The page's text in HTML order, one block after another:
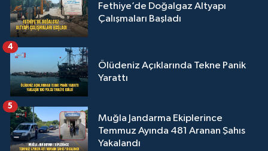
Fethiye’de Doğalgaz Altyapı
Çalışmaları Başladı
Ölüdeniz Açıklarında Tekne Panik
Yarattı
4
Muğla Jandarma Ekiplerince
Temmuz Ayında 481 Aranan Şahıs
Yakalandı
5